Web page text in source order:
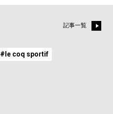
記事一覧
#le coq sportif